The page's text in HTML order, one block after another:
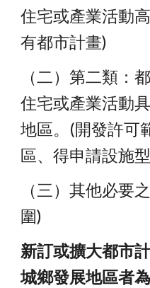
住宅或產業活動
有都市計畫)
（二）第二類：
住宅或產業活動
地區。(開發許可
區、得申請設施
（三）其他必要
圍)
新訂或擴大都市
城鄉發展地區者